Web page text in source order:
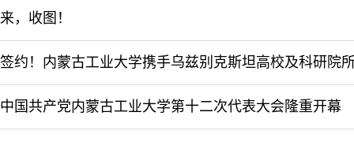
来，收图！
中国共产党内蒙古工业大学第十二次代表大会隆重开幕